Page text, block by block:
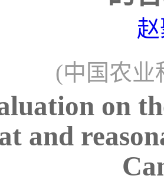
(中国农业
on
and